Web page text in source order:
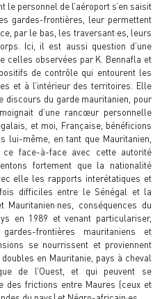
personnel de l’aéroport s’en saisit
gardes-frontières, leur permettent
par le bas, les traversant·es, leurs
Ici, il est aussi question d’une
celles observées par K. Bennafla et
de contrôle qui entourent les
et à l’intérieur des territoires. Elle
discours du garde mauritanien, pour
d’une rancœur personnelle
et moi, Française, bénéficions
lui-même, en tant que Mauritanien,
face-à-face avec cette autorité
fortement que la nationalité
elle les rapports interétatiques et
difficiles entre le Sénégal et la
Mauritanien·nes, conséquences du
en 1989 et venant particulariser,
frontières mauritaniens et
se nourrissent et proviennent
en Mauritanie, pays à cheval
de l’Ouest, et qui peuvent se
des frictions entre Maures (ceux et